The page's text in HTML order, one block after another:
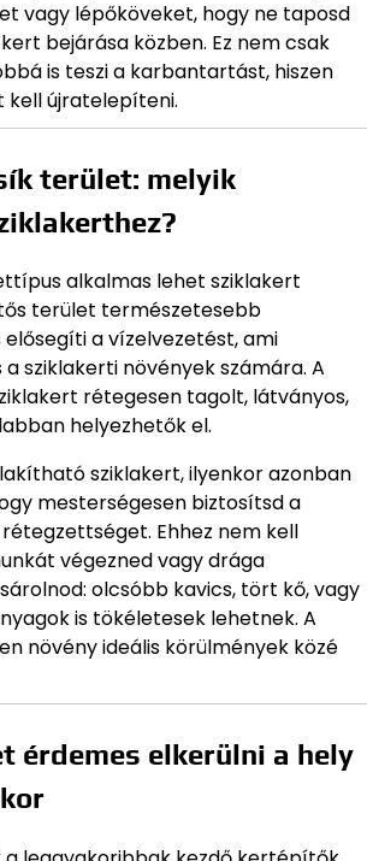
vagy lépőköveket, hogy ne taposd
bejárása közben. Ez nem csak
is teszi a karbantartást, hiszen
kell újratelepíteni.
terület: melyik
alkalmas lehet sziklakert
terület természetesebb
a vízelvezetést, ami
sziklakerti növények számára. A
rétegesen tagolt, látványos,
helyezhetők el.
sziklakert, ilyenkor azonban
mesterségesen biztosítsd a
Ehhez nem kell
végezned vagy drága
olcsóbb kavics, tört kő, vagy
is tökéletesek lehetnek. A
növény ideális körülmények közé
érdemes elkerülni a hely